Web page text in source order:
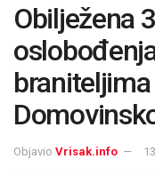
Obilježena
Objavio Vrisak.info